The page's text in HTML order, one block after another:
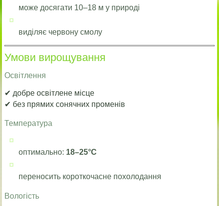
може досягати 10–18 м у природі
виділяє червону смолу
Умови вирощування
Освітлення
✔ добре освітлене місце
✔ без прямих сонячних променів
Температура
оптимально: 18–25°C
переносить короткочасне похолодання
Вологість